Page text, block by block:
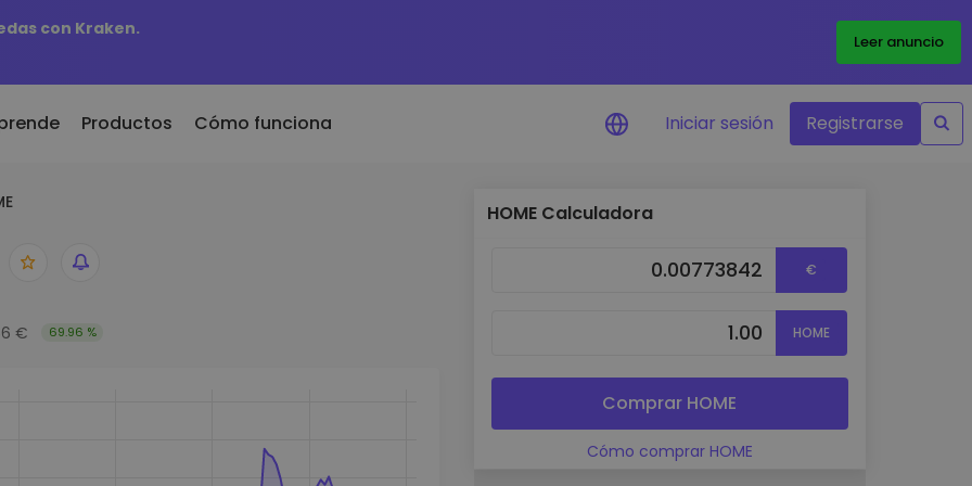
con Kraken.
Leer anuncio
recién añadidos a
Productos
Análisis de cartera
Perspectiva inteligente para un
Cómo funciona Iniciar sesión Registrarse
€ 69.96 %
HOME Calculadora
€
HOME
Comprar HOME
Cómo comprar HOME